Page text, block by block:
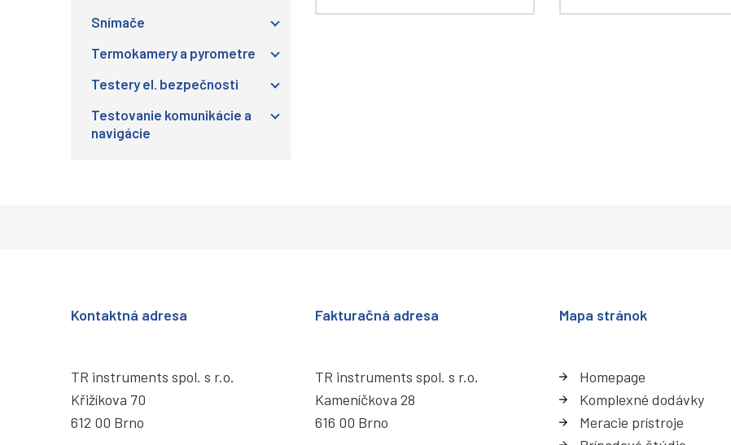
Snímače
Termokamery a pyrometre
Testery el. bezpečnosti
Testovanie komunikácie a
navigácie
Kontaktná adresa
TR instruments spol. s r.o.
Křižíkova 70
612 00 Brno
Fakturačná adresa
TR instruments spol. s r.o.
Kameníčkova 28
616 00 Brno
Mapa stránok
Homepage
Komplexné dodávky
Meracie prístroje